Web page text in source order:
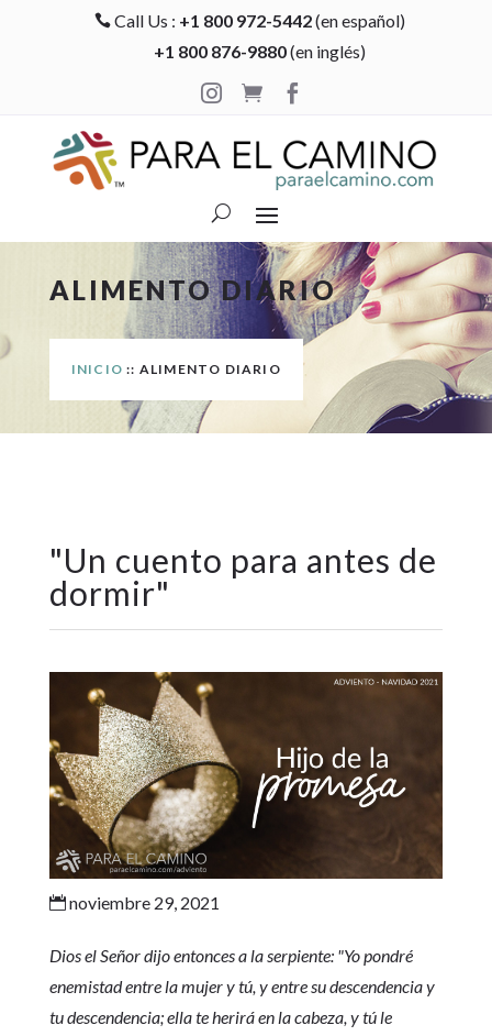
 Call Us : +1 800 972-5442(en español)
+1 800 876-9880(en inglés)

 
ALIMENTO DIARIO
INICIO :: ALIMENTO DIARIO
"Un cuento para antes de
dormir"
noviembre 29, 2021
Dios el Señor dijo entonces a la serpiente: "Yo pondré
enemistad entre la mujer y tú, y entre su descendencia y
tu descendencia; ella te herirá en la cabeza, y tú le